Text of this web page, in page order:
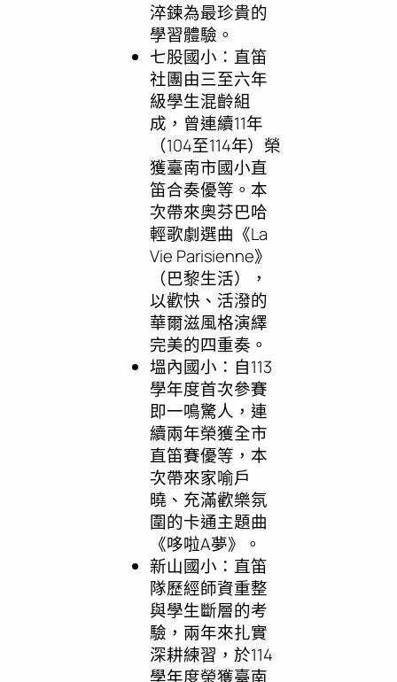
淬鍊為最珍貴的
學習體驗。
七股國小：直笛
社團由三至六年
級學生混齡組
成，曾連續11年
（104至114年）榮
獲臺南市國小直
笛合奏優等。本
次帶來奧芬巴哈
輕歌劇選曲《La
Vie Parisienne》
（巴黎生活），
以歡快、活潑的
華爾滋風格演繹
完美的四重奏。
塭內國小：自113
學年度首次參賽
即一鳴驚人，連
續兩年榮獲全市
直笛賽優等，本
次帶來家喻戶
曉、充滿歡樂氛
圍的卡通主題曲
《哆啦A夢》。
新山國小：直笛
隊歷經師資重整
與學生斷層的考
驗，兩年來扎實
深耕練習，於114
學年度榮獲臺南